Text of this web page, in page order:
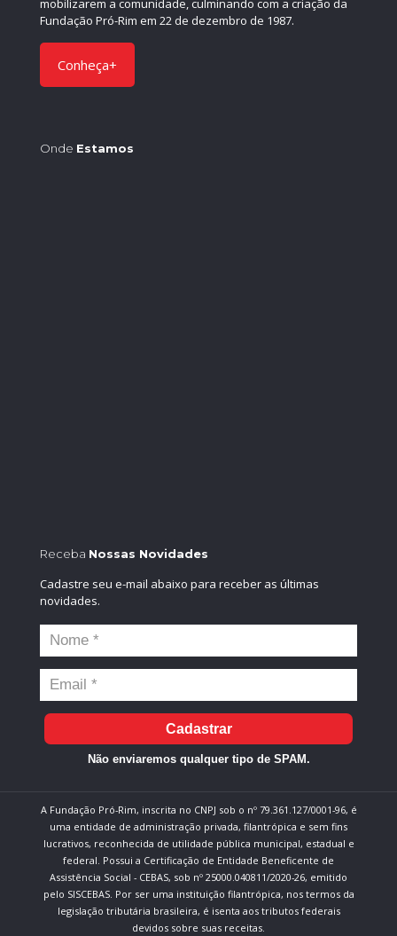
mobilizarem a comunidade, culminando com a criação da
Fundação Pró-Rim em 22 de dezembro de 1987.
Conheça+
Onde Estamos
Receba Nossas Novidades
Cadastre seu e-mail abaixo para receber as últimas
novidades.
Cadastrar
Não enviaremos qualquer tipo de SPAM.
A Fundação Pró-Rim, inscrita no CNPJ sob o nº 79.361.127/0001-96, é
uma entidade de administração privada, filantrópica e sem fins
lucrativos, reconhecida de utilidade pública municipal, estadual e
federal. Possui a Certificação de Entidade Beneficente de
Assistência Social - CEBAS, sob nº 25000.040811/2020-26, emitido
pelo SISCEBAS. Por ser uma instituição filantrópica, nos termos da
legislação tributária brasileira, é isenta aos tributos federais
devidos sobre suas receitas.